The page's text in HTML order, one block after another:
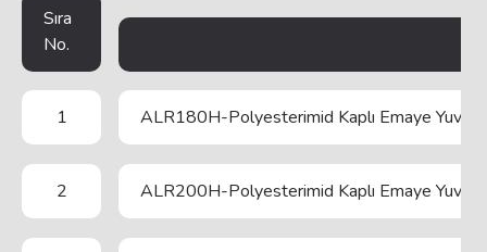
Sıra
No.
1 ALR180H-Polyesterimid Kaplı Emaye
2 ALR200H-Polyesterimid Kaplı Emaye